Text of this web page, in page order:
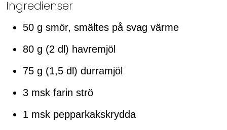
Ingredienser
50 g smör, smältes på svag värme
80 g (2 dl) havremjöl
75 g (1,5 dl) durramjöl
3 msk farin strö
1 msk pepparkakskrydda